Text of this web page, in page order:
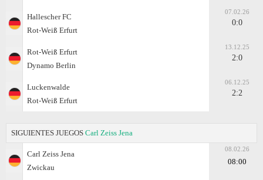
Hallescher FC
Rot-Weiß Erfurt
07.02.26
0:0
Rot-Weiß Erfurt
Dynamo Berlin
13.12.25
2:0
Luckenwalde
Rot-Weiß Erfurt
06.12.25
2:2
SIGUIENTES JUEGOS Carl Zeiss Jena
Carl Zeiss Jena
Zwickau
08.02.26
08:00